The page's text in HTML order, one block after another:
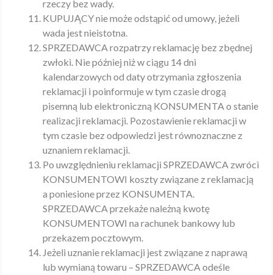
rzeczy bez wady.
KUPUJĄCY nie może odstąpić od umowy, jeżeli
wada jest nieistotna.
SPRZEDAWCA rozpatrzy reklamację bez zbędnej
zwłoki. Nie później niż w ciągu 14 dni
kalendarzowych od daty otrzymania zgłoszenia
reklamacji i poinformuje w tym czasie drogą
pisemną lub elektroniczną KONSUMENTA o stanie
realizacji reklamacji. Pozostawienie reklamacji w
tym czasie bez odpowiedzi jest równoznaczne z
uznaniem reklamacji.
Po uwzględnieniu reklamacji SPRZEDAWCA zwróci
KONSUMENTOWI koszty związane z reklamacją
a poniesione przez KONSUMENTA.
SPRZEDAWCA przekaże należną kwotę
KONSUMENTOWI na rachunek bankowy lub
przekazem pocztowym.
Jeżeli uznanie reklamacji jest związane z naprawą
lub wymianą towaru – SPRZEDAWCA odeśle